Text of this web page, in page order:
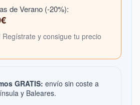
de Verano (-20%):
Regístrate y consigue tu precio
GRATIS: envío sin coste a
y Baleares.